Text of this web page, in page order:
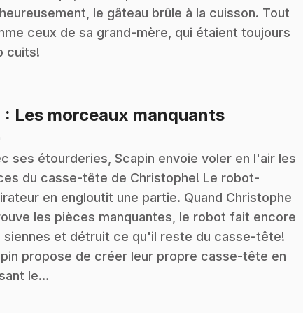
le gâteau brûle à la cuisson. Tout
ceux de sa grand-mère, qui étaient toujours
cuits!
: Les morceaux manquants.
ses étourderies, Scapin envoie voler en l'air les
du casse-tête de Christophe! Le robot-
en engloutit une partie. Quand Christophe
les pièces manquantes, le robot fait encore
siennes et détruit ce qu'il reste du casse-tête!
propose de créer leur propre casse-tête en
le…